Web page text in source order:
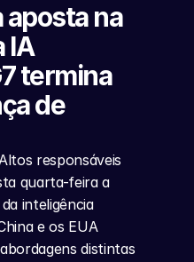
aposta na
IA
termina
de
responsáveis
quarta-feira a
inteligência
e os EUA
distintas